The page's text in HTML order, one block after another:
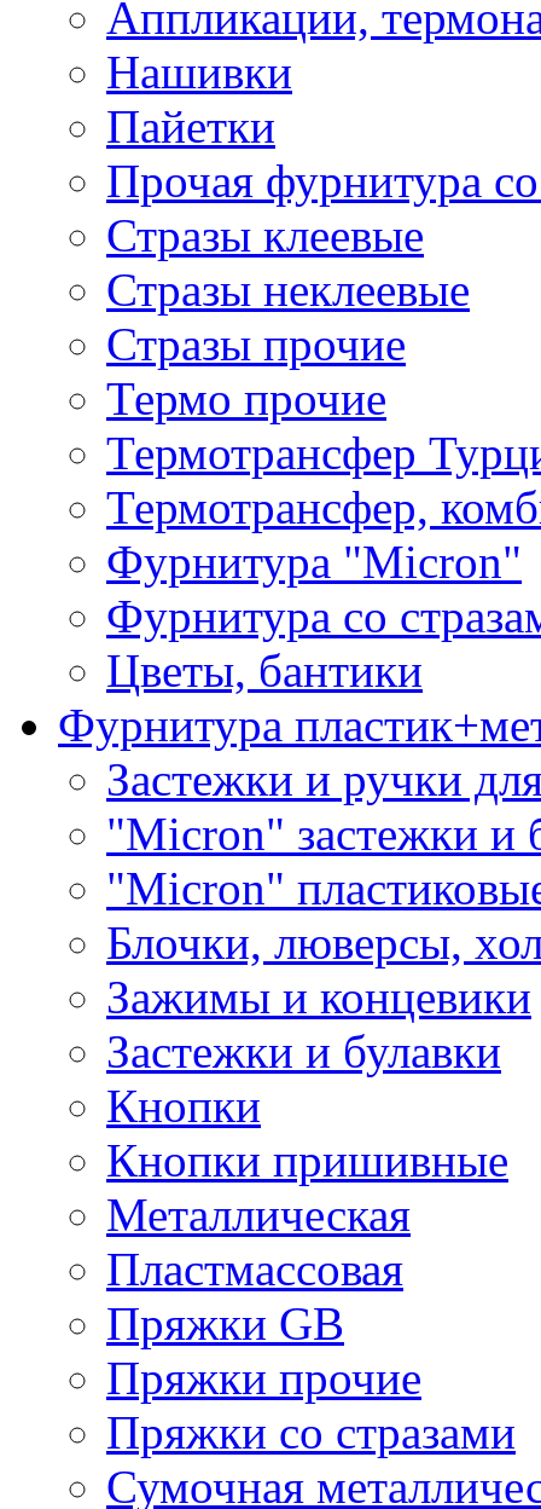
Аппликации,
Нашивки
Пайетки
Прочая фурнитура
Стразы клеевые
Стразы неклеевые
Стразы прочие
Термо прочие
Термотрансфер
Термотрансфер,
Фурнитура "Micron"
Фурнитура со
Цветы, бантики
Фурнитура
Застежки и ручки
"Micron" застежки и
"Micron"
Блочки, люверсы,
Зажимы и концевики
Застежки и булавки
Кнопки
Кнопки пришивные
Металлическая
Пластмассовая
Пряжки GB
Пряжки прочие
Пряжки со стразами
Сумочная